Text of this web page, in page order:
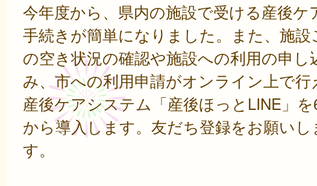
今年度から、県内の施設で受ける産後ケ
手続きが簡単になりました。また、施設
の空き状況の確認や施設への利用の申し
み、市への利用申請がオンライン上で行
産後ケアシステム「産後ほっとLINE」を
から導入します。友だち登録をお願いし
す。